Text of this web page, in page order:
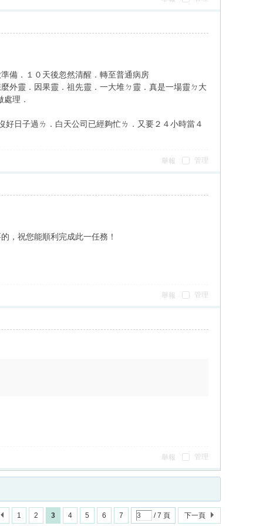
備．１０天後忽然清醒．轉至普通病房
外靈．因果靈．祖先靈．一大堆ㄉ靈．真是一場靈ㄉ大
理．
日子過ㄌ．白天公司已經夠忙ㄌ．又要２４小時當４
管理
舉報
，祝您能順利完成此一任務！
管理
舉報
管理
舉報
1 2 3 4 5 6 7 / 7 頁 下一頁